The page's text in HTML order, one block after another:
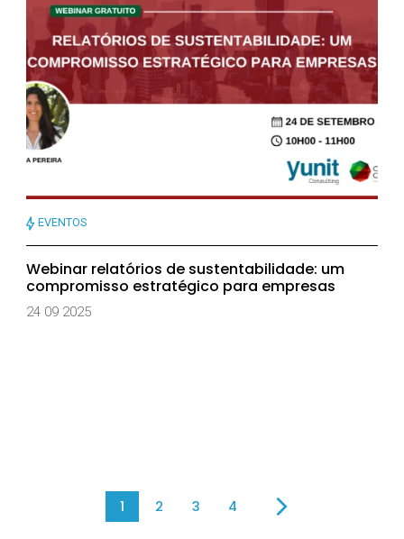
EVENTOS
Webinar relatórios de sustentabilidade: um
compromisso estratégico para empresas
24 09 2025
1 2 3 4